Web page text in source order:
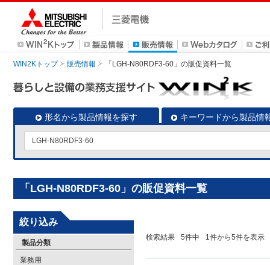
WIN2Kトップ 販売情報 「LGH-N80RDF3-60」の販促資料一覧
形名から製品情報を探す キーワードから製品情
「LGH-N80RDF3-60」の販促資料一覧
検索結果 5件中 1件から5件を表示
絞り込み
製品分類
業務用